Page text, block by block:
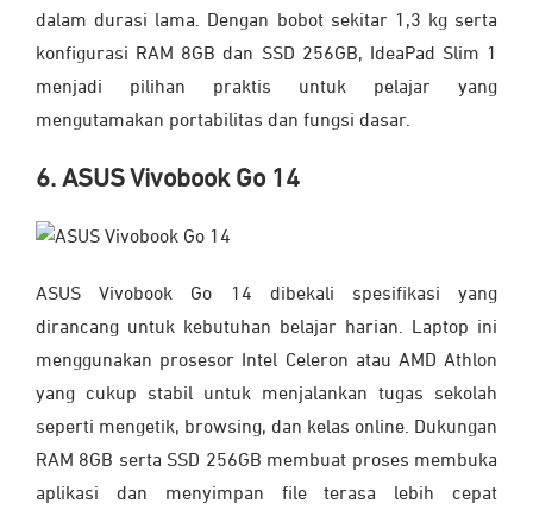
dalam durasi lama. Dengan bobot sekitar 1,3 kg serta
konfigurasi RAM 8GB dan SSD 256GB, IdeaPad Slim 1
menjadi pilihan praktis untuk pelajar yang
mengutamakan portabilitas dan fungsi dasar.
6. ASUS Vivobook Go 14
ASUS Vivobook Go 14 dibekali spesifikasi yang
dirancang untuk kebutuhan belajar harian. Laptop ini
menggunakan prosesor Intel Celeron atau AMD Athlon
yang cukup stabil untuk menjalankan tugas sekolah
seperti mengetik, browsing, dan kelas online. Dukungan
RAM 8GB serta SSD 256GB membuat proses membuka
aplikasi dan menyimpan file terasa lebih cepat